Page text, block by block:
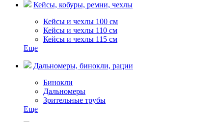
Кейсы, кобуры, ремни, чехлы
Кейсы и чехлы 100 см
Кейсы и чехлы 110 см
Кейсы и чехлы 115 см
Еще
Дальномеры, бинокли, рации
Бинокли
Дальномеры
Зрительные трубы
Еще